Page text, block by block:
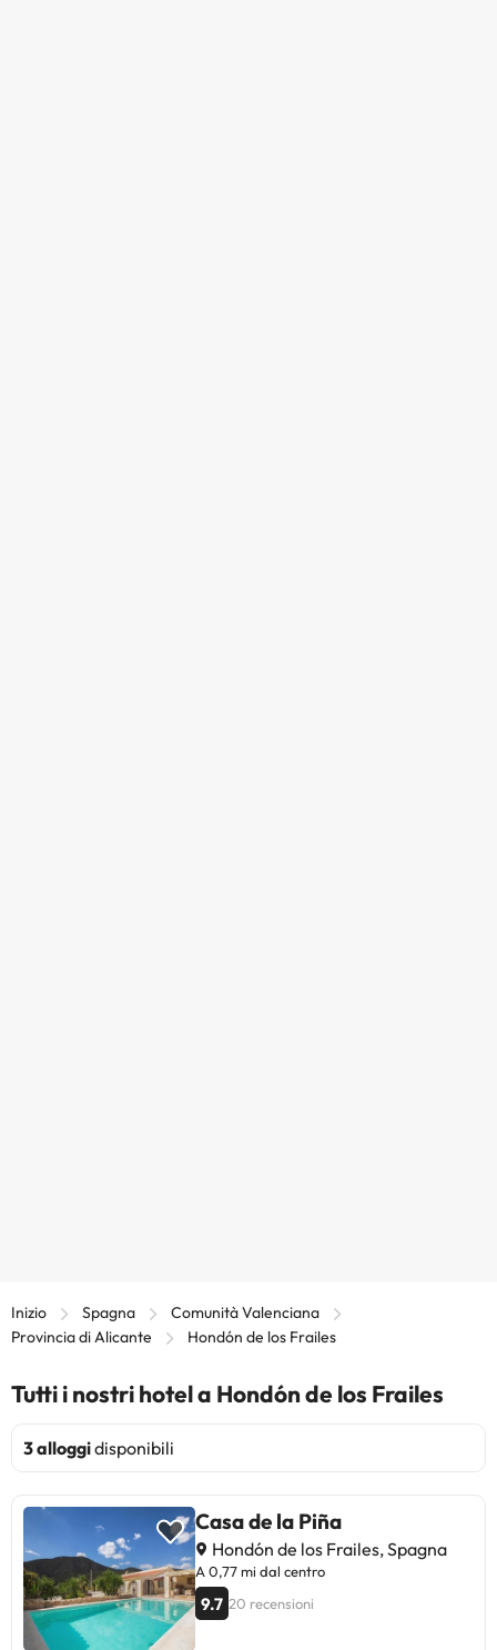
Inizio Spagna
Comunità Valenciana
Provincia di Alicante
Hondón de los Frailes
Tutti i nostri hotel a Hondón de los Frailes
3 alloggidisponibili
Casa de la Piña
Hondón de los Frailes, Spagna
A 0,77 mi dal centro
9.7 20 recensioni